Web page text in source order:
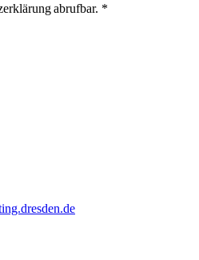
abrufbar. *